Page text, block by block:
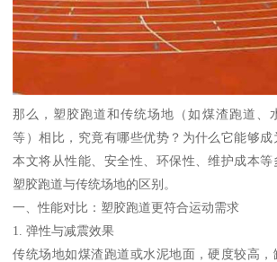
那么，塑胶跑道和传统场地（如煤渣跑道、
等）相比，究竟有哪些优势？为什么它能够成
本文将从性能、安全性、环保性、维护成本
塑胶跑道与传统场地的区别。
一、性能对比：塑胶跑道更符合运动需求
1. 弹性与减震效果
传统场地如煤渣跑道或水泥地面，硬度较高